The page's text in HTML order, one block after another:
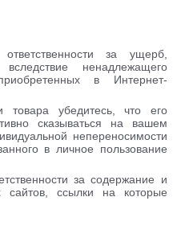
за ущерб,
ненадлежащего
в Интернет-
убедитесь, что его
сказываться на вашем
непереносимости
в личное пользование
за содержание и
сайтов, ссылки на которые